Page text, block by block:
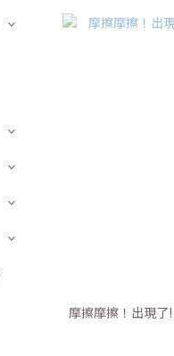
摩擦摩擦！出現